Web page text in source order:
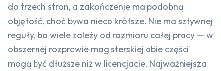
do trzech stron, a zakończenie ma podobną
objętość, choć bywa nieco krótsze. Nie ma sztywnej
reguły, bo wiele zależy od rozmiaru całej pracy — w
obszernej rozprawie magisterskiej obie części
mogą być dłuższe niż w licencjacie. Najważniejsza